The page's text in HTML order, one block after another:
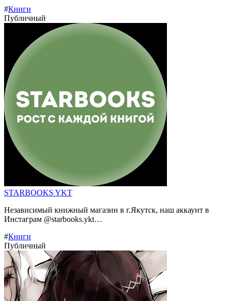
#Книги
Публичный
STARBOOKS YKT
Независимый книжный магазин в г.Якутск, наш аккаунт в
Инстаграм @starbooks.ykt…
#Книги
Публичный